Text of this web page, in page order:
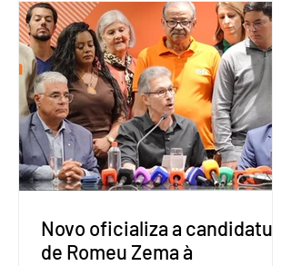
Amostra de Domicílio (PNAD Contínua),
do Serviço Brasileiro de Apoio às Micro
e Pequenas Empresas (Sebrae),
realizado a partir de dados do Instituto
Brasileiro de Geografia e Estatística
(IBGE). O estudo do Sebrae mostra que,
no quarto trimestre de 2025, os
empreendedores 60+ formalizados
atingiram o maior rendime
Novo oficializa a candidatura
de Romeu Zema à